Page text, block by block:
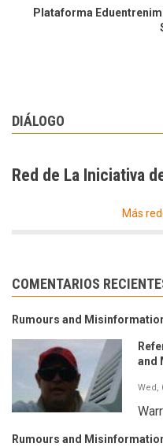
Plataforma
DIÁLOGO
Red de La Iniciativa
Más
COMENTARIOS
Rumours and
and
Wed,
Rumours and